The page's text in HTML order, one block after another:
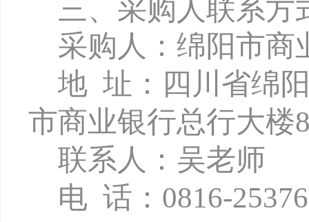
三、采购人联系方
采购人：绵阳市商
地 址：四川省绵
市商业银行总行大楼
联系人：吴老师
电 话： 0816-